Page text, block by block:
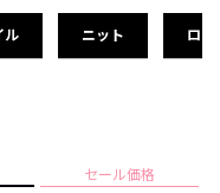
ル ニット ロゴ
セール価格